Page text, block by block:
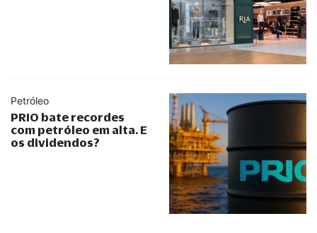
Petróleo
PRIO bate recordes
com petróleo em alta. E
os dividendos?